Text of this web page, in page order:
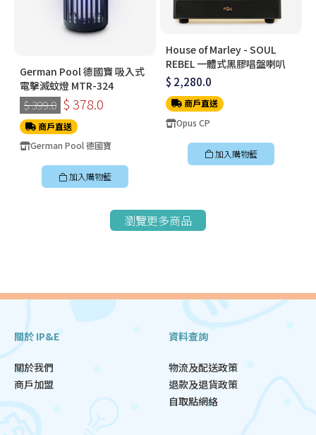
German Pool 德國寶 吸入式
電擊滅蚊燈 MTR-324
$ 399.0 $ 378.0
商戶直送
German Pool 德國寶
加入購物籃
House of Marley - SOUL
REBEL 一體式黑膠唱盤喇叭
$ 2,280.0
商戶直送
Opus CP
加入購物籃
瀏覽更多商品
關於 IP&E
關於我們
商戶加盟
資料查詢
物流及配送政策
退款及退貨政策
自取點網絡